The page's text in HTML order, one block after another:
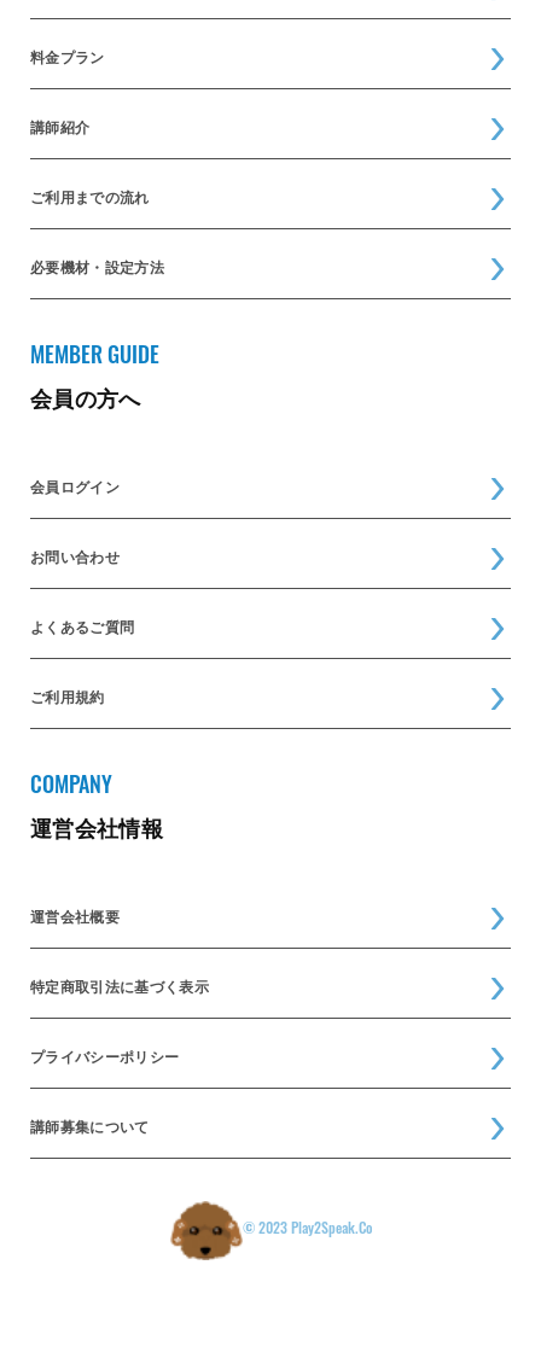
料金プラン
講師紹介
ご利用までの流れ
必要機材・設定方法
MEMBER GUIDE
会員の方へ
会員ログイン
お問い合わせ
よくあるご質問
ご利用規約
COMPANY
運営会社情報
運営会社概要
特定商取引法に基づく表示
プライバシーポリシー
講師募集について
© 2023 Play2Speak.Co